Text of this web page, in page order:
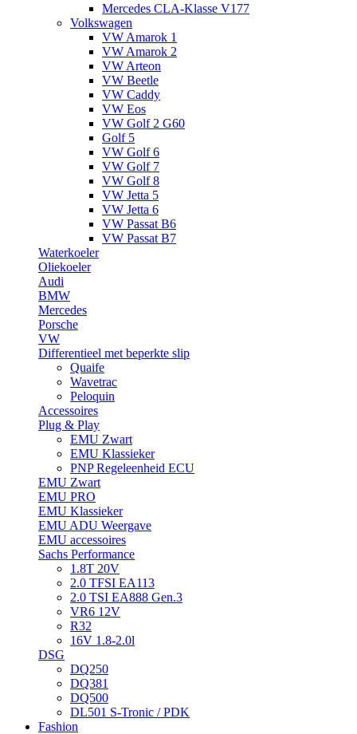
Mercedes CLA-Klasse V177
Volkswagen
VW Amarok 1
VW Amarok 2
VW Arteon
VW Beetle
VW Caddy
VW Eos
VW Golf 2 G60
Golf 5
VW Golf 6
VW Golf 7
VW Golf 8
VW Jetta 5
VW Jetta 6
VW Passat B6
VW Passat B7
Waterkoeler
Oliekoeler
Audi
BMW
Mercedes
Porsche
VW
Differentieel met beperkte slip
Quaife
Wavetrac
Peloquin
Accessoires
Plug & Play
EMU Zwart
EMU Klassieker
PNP Regeleenheid ECU
EMU Zwart
EMU PRO
EMU Klassieker
EMU ADU Weergave
EMU accessoires
Sachs Performance
1.8T 20V
2.0 TFSI EA113
2.0 TSI EA888 Gen.3
VR6 12V
R32
16V 1.8-2.0l
DSG
DQ250
DQ381
DQ500
DL501 S-Tronic / PDK
Fashion